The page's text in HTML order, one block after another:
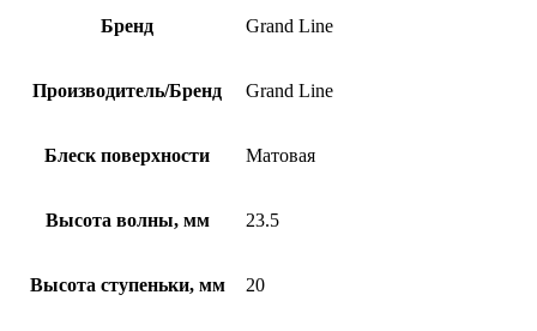
Бренд Grand Line
Производитель/Бренд Grand Line
Блеск поверхности Матовая
Высота волны, мм 23.5
Высота ступеньки, мм 20